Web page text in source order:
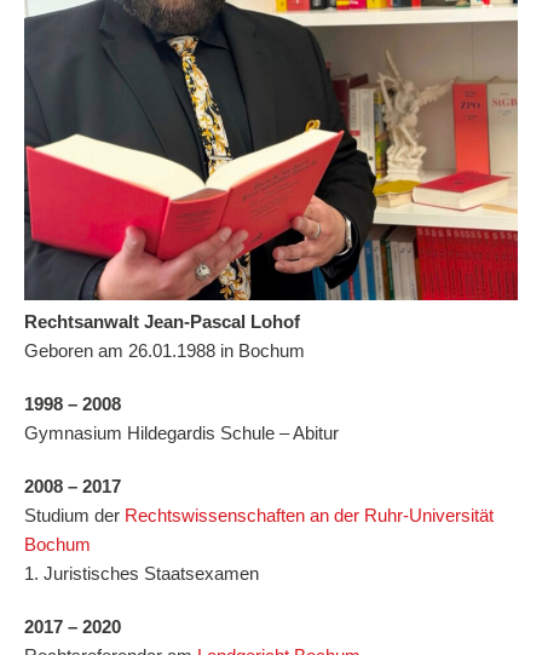
Rechtsanwalt Jean-Pascal Lohof
Geboren am 26.01.1988 in Bochum
1998 – 2008
Gymnasium Hildegardis Schule – Abitur
2008 – 2017
Studium der Rechtswissenschaften an der Ruhr-Universität
Bochum
1. Juristisches Staatsexamen
2017 – 2020